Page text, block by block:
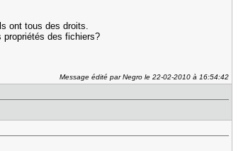
ont tous des droits.
propriétés des fichiers?
Message édité par Negro le 22-02-2010 à 16:54:42